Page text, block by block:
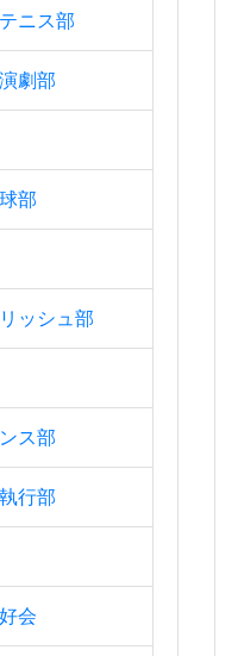
ニス部
劇部
部
ッシュ部
ス部
行部
会